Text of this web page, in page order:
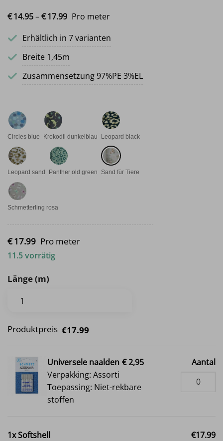
€14.95–€17.99 Preisspanne: €14.95 bis €17.99
Pro meter
Erhältlich in 7 varianten
Breite 1,45m
Zusammensetzung 97%PE 3%EL
Circles blue Krokodil dunkelblau Leopard black
Leopard sand Panther old green Sand für Tiere
Schmetterling rosa
€17.99 Pro meter
11.5 vorrätig
Länge (m)
Produktpreis €17.99
Universele naalden € 2,95
Verpakking: Assorti
Toepassing: Niet-rekbare
stoffen
Aantal
1xSoftshell €17.99